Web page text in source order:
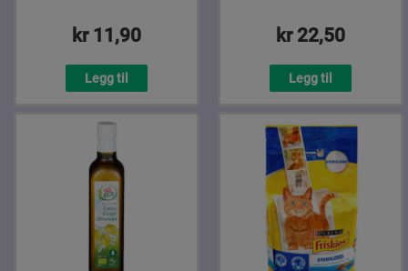
kr 11,90
Legg til
kr 22,50
Legg til